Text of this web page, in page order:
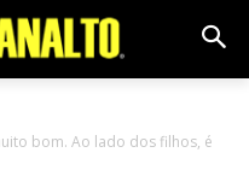
bom. Ao lado dos filhos, é